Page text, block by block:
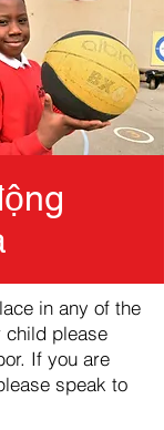
in any of the
child please
If you are
speak to